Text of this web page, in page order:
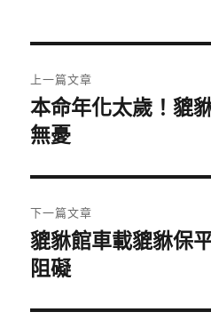
章
導
覽
上一篇文章
上
一
文
章:
本命年化太歲！貔
無憂
下一篇文章
下
一
文
貔貅館車載貔貅保
阻礙